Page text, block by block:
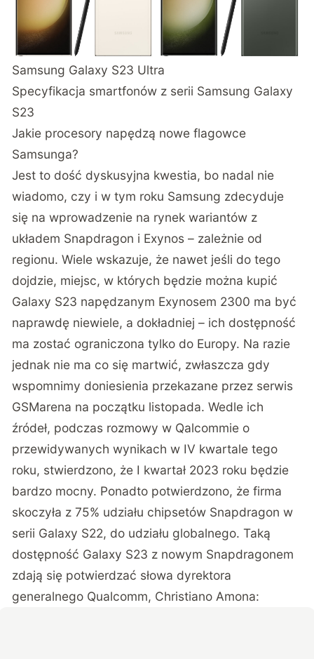
Samsung Galaxy S23 Ultra
Specyfikacja smartfonów z serii Samsung Galaxy
S23
Jakie procesory napędzą nowe flagowce
Samsunga?
Jest to dość dyskusyjna kwestia, bo nadal nie
wiadomo, czy i w tym roku Samsung zdecyduje
się na wprowadzenie na rynek wariantów z
układem Snapdragon i Exynos – zależnie od
regionu. Wiele wskazuje, że nawet jeśli do tego
dojdzie, miejsc, w których będzie można kupić
Galaxy S23 napędzanym Exynosem 2300 ma być
naprawdę niewiele, a dokładniej – ich dostępność
ma zostać ograniczona tylko do Europy. Na razie
jednak nie ma co się martwić, zwłaszcza gdy
wspomnimy doniesienia przekazane przez serwis
GSMarena na początku listopada. Wedle ich
źródeł, podczas rozmowy w Qalcommie o
przewidywanych wynikach w IV kwartale tego
roku, stwierdzono, że I kwartał 2023 roku będzie
bardzo mocny. Ponadto potwierdzono, że firma
skoczyła z 75% udziału chipsetów Snapdragon w
serii Galaxy S22, do udziału globalnego. Taką
dostępność Galaxy S23 z nowym Snapdragonem
zdają się potwierdzać słowa dyrektora
generalnego Qualcomm, Christiano Amona: